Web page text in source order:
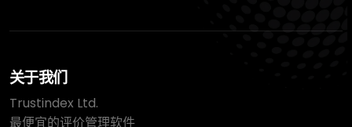
关于我们
Trustindex Ltd.
最便宜的评价管理软件